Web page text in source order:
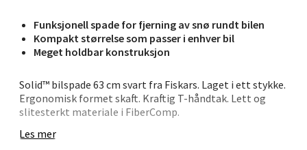
Funksjonell spade for fjerning av snø rundt bilen
Kompakt størrelse som passer i enhver bil
Meget holdbar konstruksjon
Solid™ bilspade 63 cm svart fra Fiskars. Laget i ett stykke.
Ergonomisk formet skaft. Kraftig T-håndtak. Lett og
slitesterkt materiale i FiberComp.
Les mer
Narvik - Thon Senter Malmporten
Bolagsgata 1, 8514 Narvik
Åpent i dag 10-20
0 i butikk